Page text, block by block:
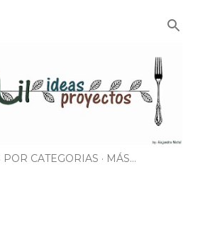
POR CATEGORIAS MÁS…